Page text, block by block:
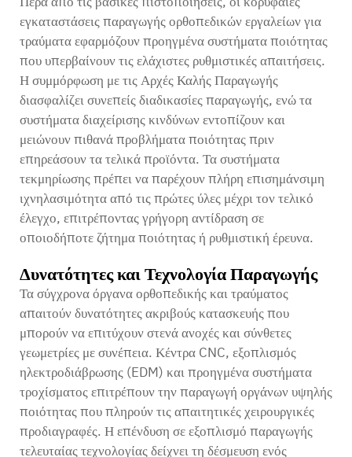
εγκαταστάσεις παραγωγής ορθοπεδικών εργαλείων για
τραύματα εφαρμόζουν προηγμένα συστήματα ποιότητας
που υπερβαίνουν τις ελάχιστες ρυθμιστικές απαιτήσεις.
Η συμμόρφωση με τις Αρχές Καλής Παραγωγής
διασφαλίζει συνεπείς διαδικασίες παραγωγής, ενώ τα
συστήματα διαχείρισης κινδύνων εντοπίζουν και
μειώνουν πιθανά προβλήματα ποιότητας πριν
επηρεάσουν τα τελικά προϊόντα. Τα συστήματα
τεκμηρίωσης πρέπει να παρέχουν πλήρη επισημάνσιμη
ιχνηλασιμότητα από τις πρώτες ύλες μέχρι τον τελικό
έλεγχο, επιτρέποντας γρήγορη αντίδραση σε
οποιοδήποτε ζήτημα ποιότητας ή ρυθμιστική έρευνα.
Δυνατότητες και Τεχνολογία Παραγωγής
Τα σύγχρονα όργανα ορθοπεδικής και τραύματος
απαιτούν δυνατότητες ακριβούς κατασκευής που
μπορούν να επιτύχουν στενά ανοχές και σύνθετες
γεωμετρίες με συνέπεια. Κέντρα CNC, εξοπλισμός
ηλεκτροδιάβρωσης (EDM) και προηγμένα συστήματα
τροχίσματος επιτρέπουν την παραγωγή οργάνων υψηλής
ποιότητας που πληρούν τις απαιτητικές χειρουργικές
προδιαγραφές. Η επένδυση σε εξοπλισμό παραγωγής
τελευταίας τεχνολογίας δείχνει τη δέσμευση ενός